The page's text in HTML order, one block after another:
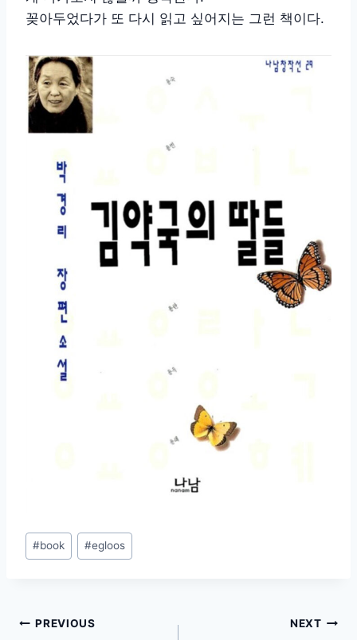
꽂아두었다가 또 다시 읽고 싶어지는 그런 책이다.
Post
Tags:
#book #egloos
글PREVIOUS NEXT